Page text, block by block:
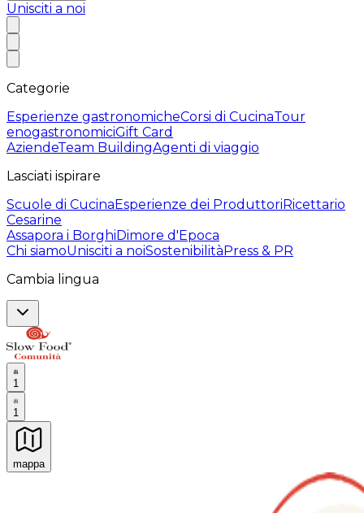
Unisciti a noi
Categorie
Esperienze gastronomicheCorsi di CucinaTour
enogastronomiciGift Card
AziendeTeam BuildingAgenti di viaggio
Lasciati ispirare
Scuole di CucinaEsperienze dei ProduttoriRicettario
Cesarine
Assapora i BorghiDimore d'Epoca
Chi siamoUnisciti a noiSostenibilitàPress & PR
Cambia lingua
1
1
mappa
Esperienze culinarie indimenticabili: Esperienze